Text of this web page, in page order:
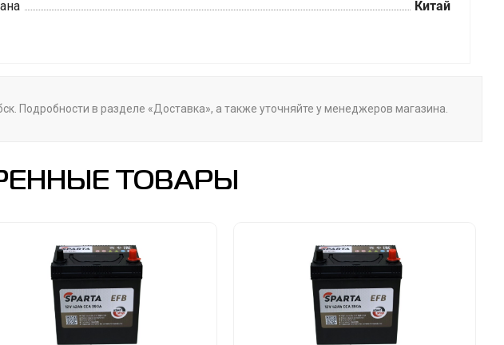
Китай
Подробности в разделе «Доставка», а также уточняйте у менеджеров магазина.
ТОВАРЫ